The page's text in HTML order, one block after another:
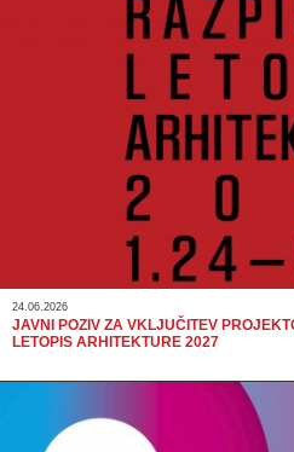
24.06.2026
JAVNI POZIV ZA VKLJUČITEV
LETOPIS ARHITEKTURE 2027